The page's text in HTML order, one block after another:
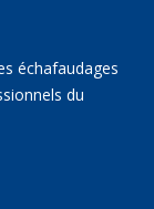
échafaudages
du